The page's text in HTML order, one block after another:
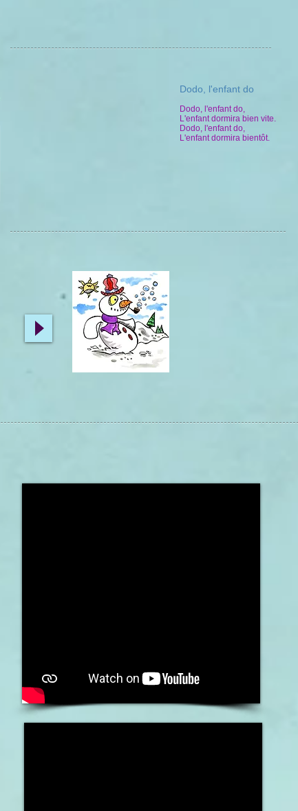
Dodo, l'enfant do
Dodo, l'enfant do,
L'enfant dormira bien vite.
Dodo, l'enfant do,
L'enfant dormira bientôt.